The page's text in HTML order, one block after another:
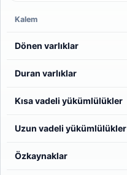
Kalem
Dönen varlıklar
Duran varlıklar
Kısa vadeli yükümlülükler
Uzun vadeli yükümlülükler
Özkaynaklar